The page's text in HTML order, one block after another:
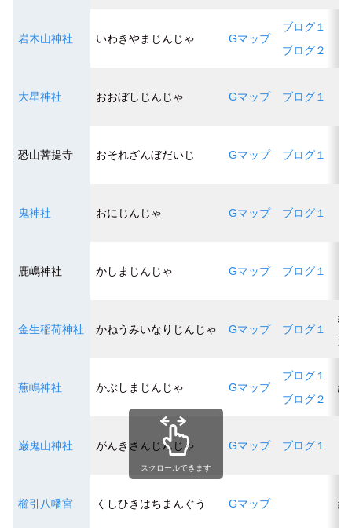
岩木山神社 いわきやまじんじゃ Gマップ
ブログ１
ブログ２
大星神社 おおぼしじんじゃ Gマップ ブログ１
恐山菩提寺 おそれざんぼだいじ Gマップ ブログ１
鬼神社 おにじんじゃ Gマップ ブログ１
鹿嶋神社 かしまじんじゃ Gマップ ブログ１
金生稲荷神社 かねうみいなりじんじゃ Gマップ ブログ１
縁
運
蕪嶋神社 かぶしまじんじゃ Gマップ
ブログ１
ブログ２
縁
巌鬼山神社 がんきさんじんじゃ Gマップ ブログ１
櫛引八幡宮 くしひきはちまんぐう Gマップ 縁
スクロールできます